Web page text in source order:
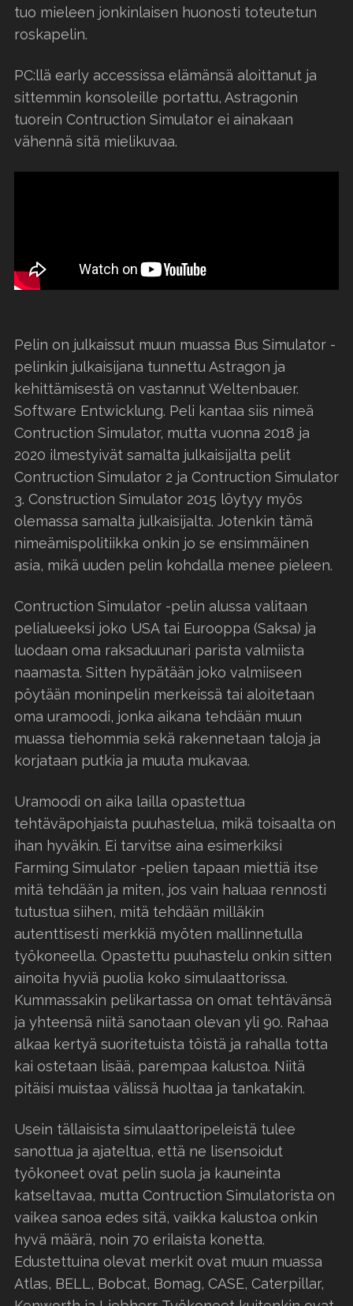
tuo mieleen jonkinlaisen huonosti toteutetun
roskapelin.
PC:llä early accessissa elämänsä aloittanut ja
sittemmin konsoleille portattu, Astragonin
tuorein Contruction Simulator ei ainakaan
vähennä sitä mielikuvaa.
Pelin on julkaissut muun muassa Bus Simulator -
pelinkin julkaisijana tunnettu Astragon ja
kehittämisestä on vastannut Weltenbauer.
Software Entwicklung. Peli kantaa siis nimeä
Contruction Simulator, mutta vuonna 2018 ja
2020 ilmestyivät samalta julkaisijalta pelit
Contruction Simulator 2 ja Contruction Simulator
3. Construction Simulator 2015 löytyy myös
olemassa samalta julkaisijalta. Jotenkin tämä
nimeämispolitiikka onkin jo se ensimmäinen
asia, mikä uuden pelin kohdalla menee pieleen.
Contruction Simulator -pelin alussa valitaan
pelialueeksi joko USA tai Eurooppa (Saksa) ja
luodaan oma raksaduunari parista valmiista
naamasta. Sitten hypätään joko valmiiseen
pöytään moninpelin merkeissä tai aloitetaan
oma uramoodi, jonka aikana tehdään muun
muassa tiehommia sekä rakennetaan taloja ja
korjataan putkia ja muuta mukavaa.
Uramoodi on aika lailla opastettua
tehtäväpohjaista puuhastelua, mikä toisaalta on
ihan hyväkin. Ei tarvitse aina esimerkiksi
Farming Simulator -pelien tapaan miettiä itse
mitä tehdään ja miten, jos vain haluaa rennosti
tutustua siihen, mitä tehdään milläkin
autenttisesti merkkiä myöten mallinnetulla
työkoneella. Opastettu puuhastelu onkin sitten
ainoita hyviä puolia koko simulaattorissa.
Kummassakin pelikartassa on omat tehtävänsä
ja yhteensä niitä sanotaan olevan yli 90. Rahaa
alkaa kertyä suoritetuista töistä ja rahalla totta
kai ostetaan lisää, parempaa kalustoa. Niitä
pitäisi muistaa välissä huoltaa ja tankatakin.
Usein tällaisista simulaattoripeleistä tulee
sanottua ja ajateltua, että ne lisensoidut
työkoneet ovat pelin suola ja kauneinta
katseltavaa, mutta Contruction Simulatorista on
vaikea sanoa edes sitä, vaikka kalustoa onkin
hyvä määrä, noin 70 erilaista konetta.
Edustettuina olevat merkit ovat muun muassa
Atlas, BELL, Bobcat, Bomag, CASE, Caterpillar,